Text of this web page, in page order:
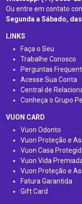
Ou entre em contato
Segunda a Sábado,
LINKS
Faça o Seu
Trabalhe Conosco
Perguntas
Acesse Sua Conta
Central de
Conheça o Grupo
VUON CARD
Vuon Odonto
Vuon Proteção e
Vuon Casa
Vuon Vida
Vuon Proteção e
Fatura Garantida
Gift Card